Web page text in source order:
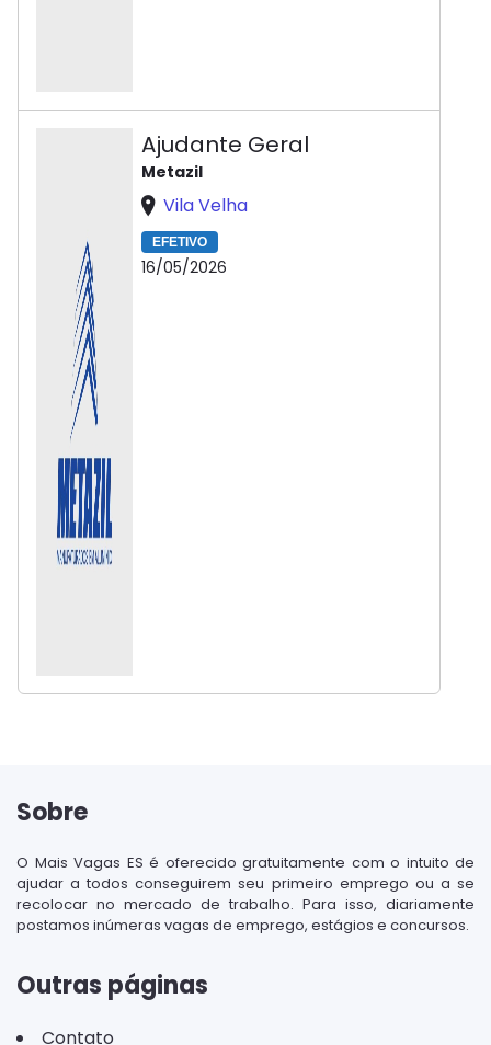
Ajudante Geral
Metazil
Vila Velha
EFETIVO
16/05/2026
Sobre
O Mais Vagas ES é oferecido gratuitamente com o intuito de
ajudar a todos conseguirem seu primeiro emprego ou a se
recolocar no mercado de trabalho. Para isso, diariamente
postamos inúmeras vagas de emprego, estágios e concursos.
Outras páginas
Contato